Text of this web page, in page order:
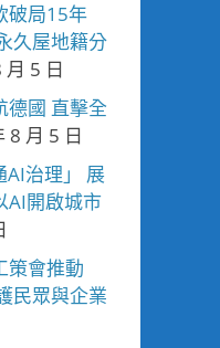
破局15年
久屋地籍分
5 日
德國 直擊全
8 月 5 日
AI治理」 展
AI開啟城市
策會推動
民眾與企業